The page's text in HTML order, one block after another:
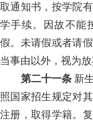
取通知书，按学院
学手续。因故不能
假。未请假或者请
当事由以外，视为放
第二十一条 新
照国家招生规定对
注册，取得学籍。